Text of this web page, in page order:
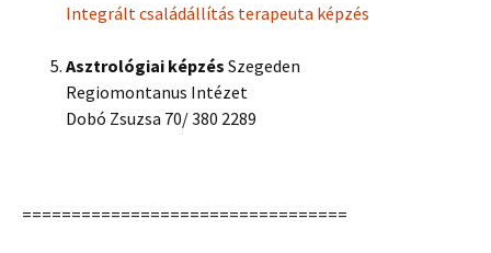
Integrált családállítás terapeuta képzés
Asztrológiai képzés Szegeden
Regiomontanus Intézet
Dobó Zsuzsa 70/ 380 2289
=================================